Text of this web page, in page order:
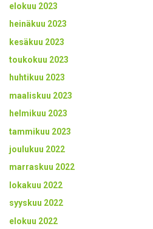
elokuu 2023
heinäkuu 2023
kesäkuu 2023
toukokuu 2023
huhtikuu 2023
maaliskuu 2023
helmikuu 2023
tammikuu 2023
joulukuu 2022
marraskuu 2022
lokakuu 2022
syyskuu 2022
elokuu 2022